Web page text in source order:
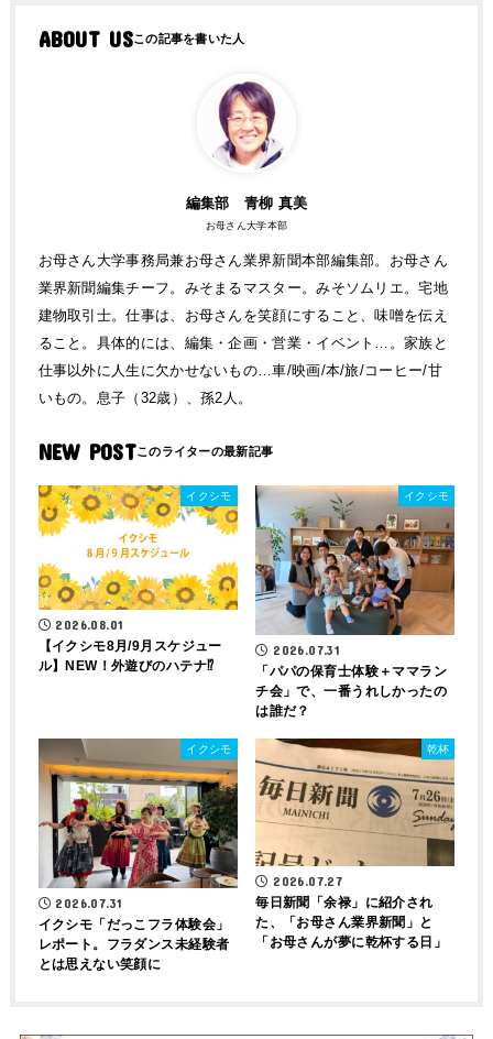
ABOUT US
編集部 青柳 真美
お母さん大学本部
お母さん大学事務局兼お母さん業界新聞本部編集部。お母さん
業界新聞編集チーフ。みそまるマスター。みそソムリエ。宅地
建物取引士。仕事は、お母さんを笑顔にすること、味噌を伝え
ること。具体的には、編集・企画・営業・イベント…。家族と
仕事以外に人生に欠かせないもの…車/映画/本/旅/コーヒー/甘
いもの。息子（32歳）、孫2人。
NEW POST
イクシモ
2026.08.01
【イクシモ8月/9月スケジュー
ル】NEW！外遊びのハテナ⁉
イクシモ
2026.07.31
「パパの保育士体験＋ママラン
チ会」で、一番うれしかったの
は誰だ？
イクシモ
2026.07.31
イクシモ「だっこフラ体験会」
レポート。フラダンス未経験者
とは思えない笑顔に
乾杯
2026.07.27
毎日新聞「余禄」に紹介され
た、「お母さん業界新聞」と
「お母さんが夢に乾杯する日」